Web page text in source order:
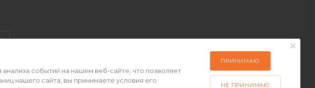
событий на нашем веб-сайте, что позволяет
нашего сайта, вы принимаете условия его
ПРИНИМАЮ
НЕ ПРИНИМАЮ